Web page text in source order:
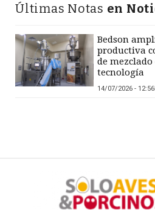
Últimas Notas en
Bedson
productiva
de
tecnología
14/07/2026 -